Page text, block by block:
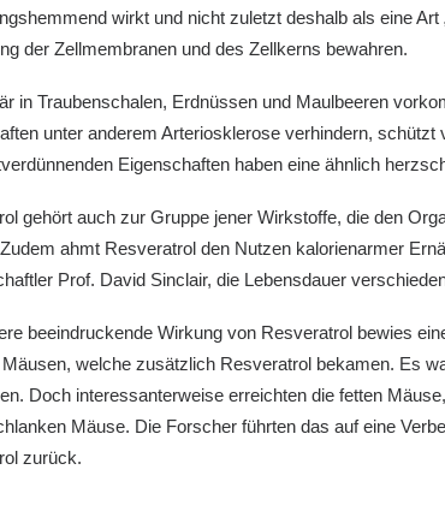
wirkt und nicht zuletzt deshalb als eine
der Zellmembranen und des Zellkerns bewahren.
in Traubenschalen, Erdnüssen und Maulbeeren
unter anderem Arteriosklerose verhindern,
Eigenschaften haben eine ähnlich
gehört auch zur Gruppe jener Wirkstoffe, die den
ahmt Resveratrol den Nutzen kalorienarmer
Prof. David Sinclair, die Lebensdauer
beeindruckende Wirkung von Resveratrol bewies
welche zusätzlich Resveratrol bekamen. Es
Doch interessanterweise erreichten die fetten
Mäuse. Die Forscher führten das auf eine
zurück.